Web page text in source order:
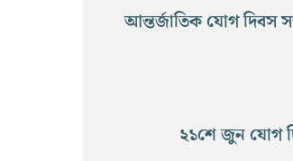
আন্তর্জাতিক যোগ দিবস
২১শে জুন যোগ